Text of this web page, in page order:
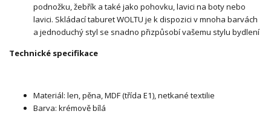
podnožku, žebřík a také jako pohovku, lavici na boty nebo
lavici. Skládací taburet WOLTU je k dispozici v mnoha barvách
a jednoduchý styl se snadno přizpůsobí vašemu stylu bydlení
Technické specifikace
Materiál: len, pěna, MDF (třída E1), netkané textilie
Barva: krémově bílá